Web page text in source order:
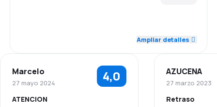
Red de vuelos 4,4
Precio de los billetes 4,4
Ampliar detalles
Marcelo
27 mayo 2024 4,0
ATENCION
AZUCENA
27 marzo 2023
Retraso